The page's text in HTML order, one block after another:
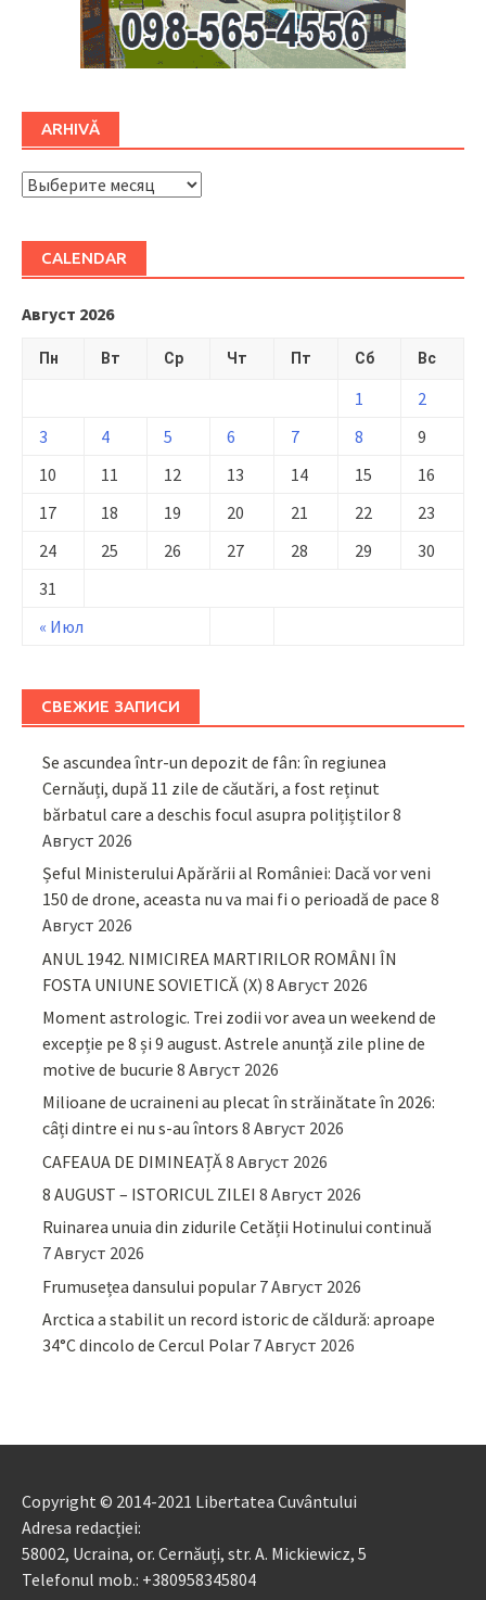
ARHIVĂ
ARHIVĂ
CALENDAR
Август 2026
Пн Вт Ср Чт Пт Сб Вс
« Июл
1
2
3
4 5 6 7 8
9
10
11 12 13 14 15
16
17
18 19 20 21 22
23
24
25 26 27 28 29
30
31
СВЕЖИЕ ЗАПИСИ
Se ascundea într-un depozit de fân: în regiunea
Cernăuți, după 11 zile de căutări, a fost reținut
bărbatul care a deschis focul asupra polițiștilor8
Август 2026
Șeful Ministerului Apărării al României: Dacă vor veni
150 de drone, aceasta nu va mai fi o perioadă de pace 8
Август 2026
ANUL 1942. NIMICIREA MARTIRILOR ROMÂNI ÎN
FOSTA UNIUNE SOVIETICĂ (X) 8 Август 2026
Moment astrologic. Trei zodii vor avea un weekend de
excepție pe 8 și 9 august. Astrele anunță zile pline de
motive de bucurie 8 Август 2026
Milioane de ucraineni au plecat în străinătate în 2026:
câți dintre ei nu s-au întors 8 Август 2026
CAFEAUA DE DIMINEAȚĂ8 Август 2026
8 AUGUST – ISTORICUL ZILEI 8 Август 2026
Ruinarea unuia din zidurile Cetății Hotinului continuă
7 Август 2026
Frumusețea dansului popular 7 Август 2026
Arctica a stabilit un record istoric de căldură: aproape
34°C dincolo de Cercul Polar 7 Август 2026
Copyright © 2014-2021 Libertatea Cuvântului
Adresa redacției:
58002, Ucraina, or. Cernăuți, str. A. Mickiewicz, 5
Telefonul mob.: +380958345804